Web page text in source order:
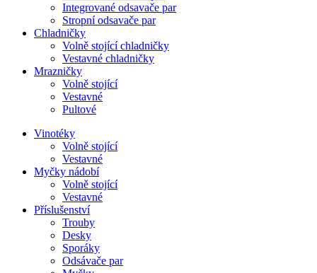
Integrované odsavače par
Stropní odsavače par
Chladničky
Volně stojící chladničky
Vestavné chladničky
Mrazničky
Volně stojící
Vestavné
Pultové
Vinotéky
Volně stojící
Vestavné
Myčky nádobí
Volně stojící
Vestavné
Příslušenství
Trouby
Desky
Sporáky
Odsávače par